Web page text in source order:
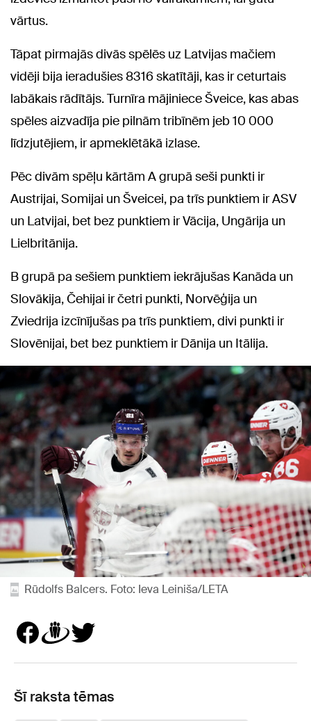
vārtus.
Tāpat pirmajās divās spēlēs uz Latvijas mačiem
vidēji bija ieradušies 8316 skatītāji, kas ir ceturtais
labākais rādītājs. Turnīra mājiniece Šveice, kas abas
spēles aizvadīja pie pilnām tribīnēm jeb 10 000
līdzjutējiem, ir apmeklētākā izlase.
Pēc divām spēļu kārtām A grupā seši punkti ir
Austrijai, Somijai un Šveicei, pa trīs punktiem ir ASV
un Latvijai, bet bez punktiem ir Vācija, Ungārija un
Lielbritānija.
B grupā pa sešiem punktiem iekrājušas Kanāda un
Slovākija, Čehijai ir četri punkti, Norvēģija un
Zviedrija izcīnījušas pa trīs punktiem, divi punkti ir
Slovēnijai, bet bez punktiem ir Dānija un Itālija.
Rūdolfs Balcers. Foto: Ieva Leiniša/LETA
Šī raksta tēmas